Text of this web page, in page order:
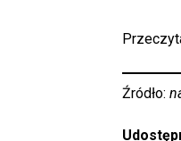
Źródło: